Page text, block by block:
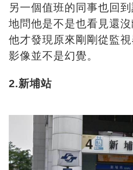
另一個值班的同事也回
地問他是不是也看見還沒
他才發現原來剛剛從監
影像並不是幻覺。
2.新埔站